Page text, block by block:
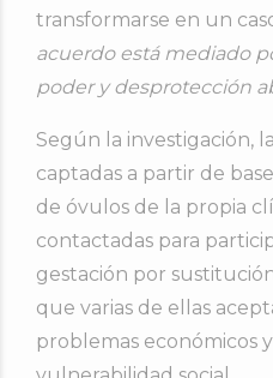
transformarse en un
acuerdo está mediado
poder y desprotección
Según la investigación,
captadas a partir de
de óvulos de la propia
contactadas para
gestación por
que varias de ellas
problemas económicos